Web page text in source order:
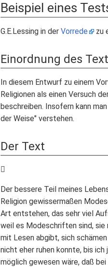
Beispiel eines
G.E.Lessing in der Vorrede zu
Einordnung des
In diesem Entwurf zu einem
Religionen als einen Versuch
beschreiben. Insofern kann
der Weise" verstehen.
Der Text
Der bessere Teil meines
Religion gewissermaßen
Art entstehen, das sehr viel
weil es Modeschriften sind, sie
mit Lesen abgibt, sich
nicht eher ruhen konnte, bis
möglich gewesen wäre, daß